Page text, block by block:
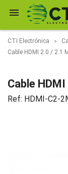

CTI Electrónica
Cable HDMI 2.0 / 2.1
Cable
Ref: HDMI-C2-